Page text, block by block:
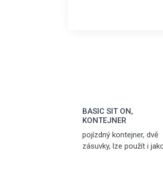
BASIC SIT ON,
KONTEJNER
pojízdný kontejner, dvě
zásuvky, lze použít i